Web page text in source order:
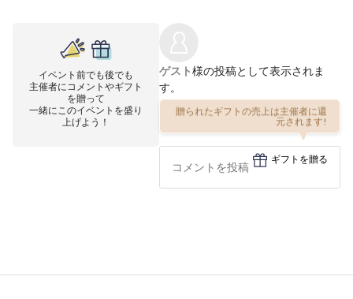
イベント前でも後でも
主催者にコメントやギフト
を贈って
一緒にこのイベントを盛り
上げよう！
ゲスト様の投稿として表示されま
す。
贈られたギフトの売上は主催者に還
元されます!
ギフトを贈る